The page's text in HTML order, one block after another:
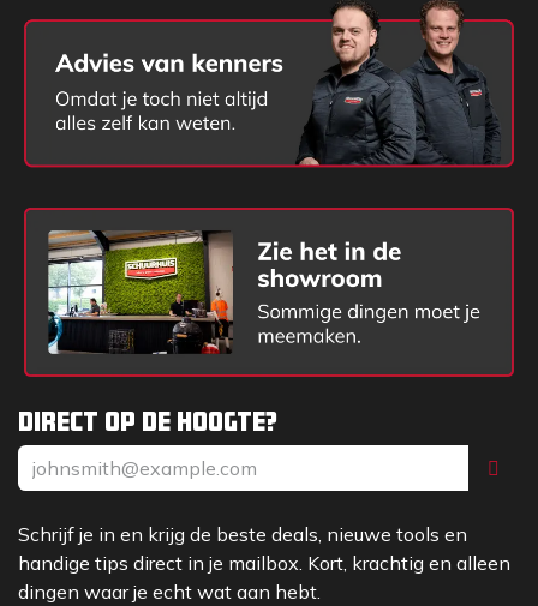
Direct op de hoogte?
Schrijf je in en krijg de beste deals, nieuwe tools en
handige tips direct in je mailbox. Kort, krachtig en alleen
dingen waar je echt wat aan hebt.